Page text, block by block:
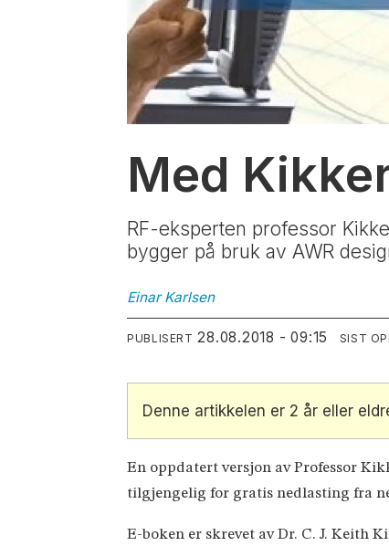
Med
RF-eksperten professor
bygger på bruk av AWR
Einar Karlsen
PUBLISERT 28.08.2018 - 09:15 SIST
Denne artikkelen er 2 år eller
En oppdatert versjon av Professor
tilgjengelig for gratis nedlasting fra
E-boken er skrevet av Dr. C. J. Keith